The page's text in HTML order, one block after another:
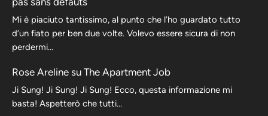
Mi è piaciuto tantissimo, al punto che l’ho guardato tutto
d’un fiato per ben due volte. Volevo essere sicura di non
perdermi…
Rose Areline su The Apartment Job
Ji Sung! Ji Sung! Ji Sung! Ecco, questa informazione mi
basta! Aspetterò che tutti…